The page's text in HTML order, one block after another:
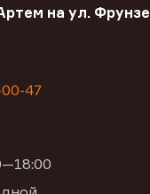
на ул. Фрунзе
47